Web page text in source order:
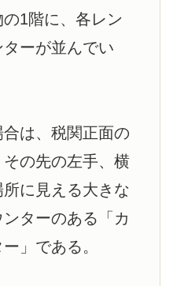
1階に、各レン
ーが並んでい
は、税関正面の
の先の左手、横
に見える大きな
ターのある「カ
」である。